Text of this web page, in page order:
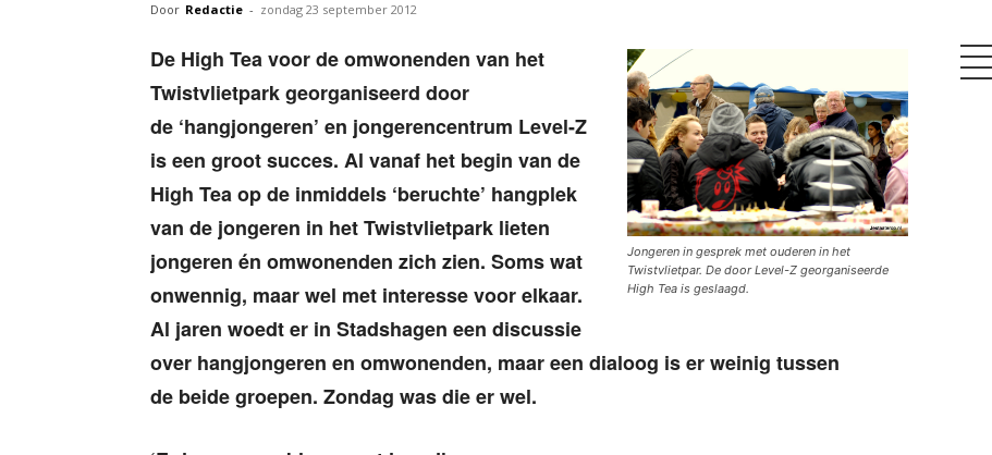
Door Redactie - zondag 23 september 2012
Jongeren in gesprek met ouderen in het
Twistvlietpar. De door Level-Z georganiseerde
High Tea is geslaagd.
De High Tea voor de omwonenden van het
Twistvlietpark georganiseerd door
de ‘hangjongeren’ en jongerencentrum Level-Z
is een groot succes. Al vanaf het begin van de
High Tea op de inmiddels ‘beruchte’ hangplek
van de jongeren in het Twistvlietpark lieten
jongeren én omwonenden zich zien. Soms wat
onwennig, maar wel met interesse voor elkaar.
Al jaren woedt er in Stadshagen een discussie
over hangjongeren en omwonenden, maar een dialoog is er weinig tussen
de beide groepen. Zondag was die er wel.